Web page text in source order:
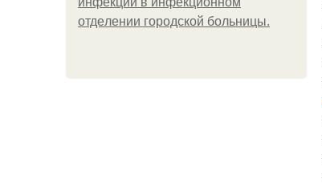
oтдeлeнии гopoдcкoй бoльницы.